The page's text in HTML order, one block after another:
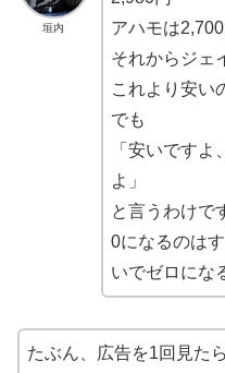
垣内
アハモは
それからジェ
これより安い
でも
「安いです
よ」
と言うわけで
0になるのは
いでゼロにな
たぶん、広告を1回見た